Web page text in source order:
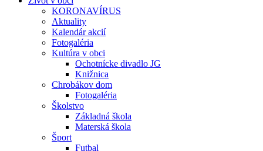
KORONAVÍRUS
Aktuality
Kalendár akcií
Fotogaléria
Kultúra v obci
Ochotnícke divadlo JG
Knižnica
Chrobákov dom
Fotogaléria
Školstvo
Základná škola
Materská škola
Šport
Futbal